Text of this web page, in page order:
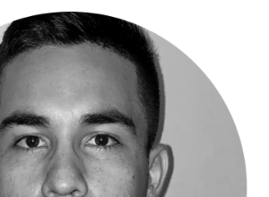
Ospina – Tesorera